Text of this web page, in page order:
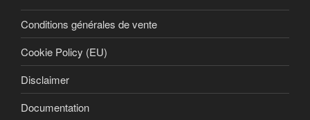
Conditions générales de vente
Cookie Policy (EU)
Disclaimer
Documentation